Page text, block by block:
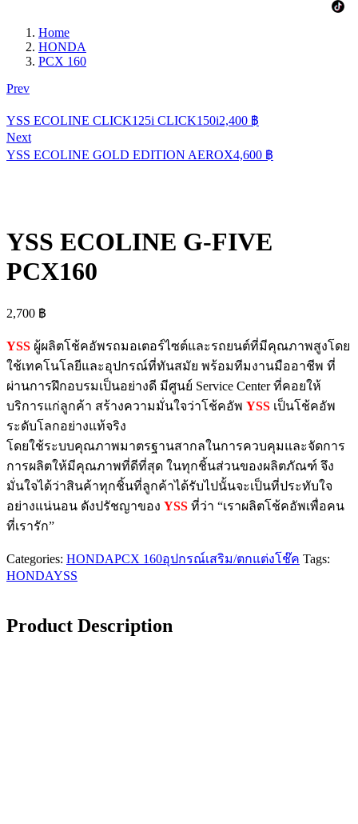
Home
HONDA
PCX 160
Prev
YSS ECOLINE CLICK125i CLICK150i2,400 ฿
Next
YSS ECOLINE GOLD EDITION AEROX4,600 ฿
YSS ECOLINE G-FIVE
PCX160
2,700 ฿
YSS ผู้ผลิตโช้คอัพรถมอเตอร์ไซต์และรถยนต์ที่มีคุณภาพสูงโดย
ใช้เทคโนโลยีและอุปกรณ์ที่ทันสมัย พร้อมทีมงานมืออาชีพ ที่
ผ่านการฝึกอบรมเป็นอย่างดี มีศูนย์ Service Center ที่คอยให้
บริการแก่ลูกค้า สร้างความมั่นใจว่าโช้คอัพ YSS เป็นโช้คอัพ
ระดับโลกอย่างแท้จริง
โดยใช้ระบบคุณภาพมาตรฐานสากลในการควบคุมและจัดการ
การผลิตให้มีคุณภาพที่ดีที่สุด ในทุกชิ้นส่วนของผลิตภัณฑ์ จึง
มั่นใจได้ว่าสินค้าทุกชิ้นที่ลูกค้าได้รับไปนั้นจะเป็นที่ประทับใจ
อย่างแน่นอน ดังปรัชญาของ YSS ที่ว่า “เราผลิตโช้คอัพเพื่อคน
ที่เรารัก”
Categories: HONDAPCX 160อุปกรณ์เสริม/ตกแต่งโช๊ค Tags:
HONDAYSS
Product Description